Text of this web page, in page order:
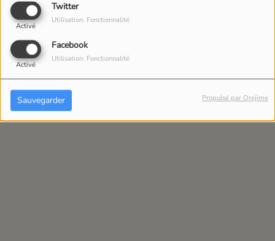
Twitter
Activé
Utilisation: Fonctionnalité
Facebook
Activé
Utilisation: Fonctionnalité
Sauvegarder Propulsé par Orejime
(RNY)